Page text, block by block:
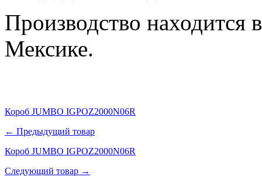
Производство находится
Мексике.
Короб JUMBO IGPOZ2000N06R
← Предыдущий товар
Короб JUMBO IGPOZ2000N06R
Следующий товар →